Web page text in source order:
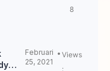
8
Februari
25, 2021
Views
: